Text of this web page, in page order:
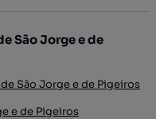
São Jorge e de
São Jorge e de Pigeiros
e de Pigeiros